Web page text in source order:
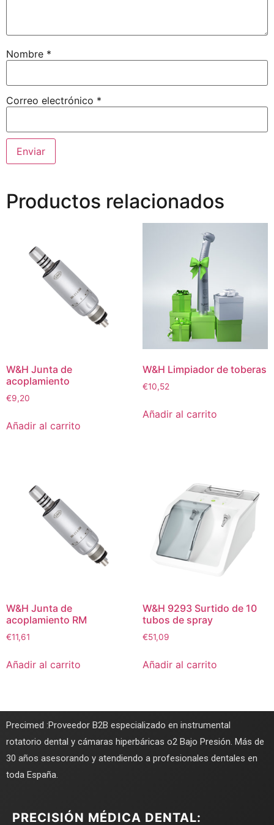
Nombre *
Correo electrónico *
Productos relacionados
W&H Junta de
acoplamiento
€9,20
Añadir al carrito
W&H Limpiador de toberas
€10,52
Añadir al carrito
W&H Junta de
acoplamiento RM
€11,61
Añadir al carrito
W&H 9293 Surtido de 10
tubos de spray
€51,09
Añadir al carrito
Precimed :Proveedor B2B especializado en instrumental
rotatorio dental y cámaras hiperbáricas o2 Bajo Presión. Más de
30 años asesorando y atendiendo a profesionales dentales en
toda España.
PRECISIÓN MÉDICA DENTAL: